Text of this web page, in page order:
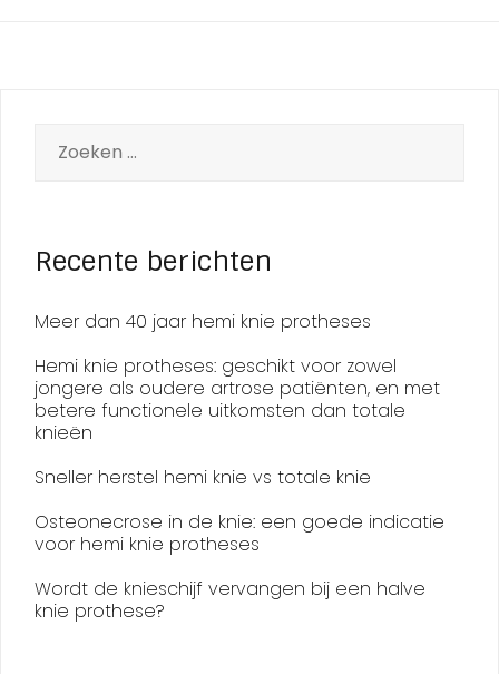
Recente berichten
Meer dan 40 jaar hemi knie protheses
Hemi knie protheses: geschikt voor zowel
jongere als oudere artrose patiënten, en met
betere functionele uitkomsten dan totale
knieën
Sneller herstel hemi knie vs totale knie
Osteonecrose in de knie: een goede indicatie
voor hemi knie protheses
Wordt de knieschijf vervangen bij een halve
knie prothese?